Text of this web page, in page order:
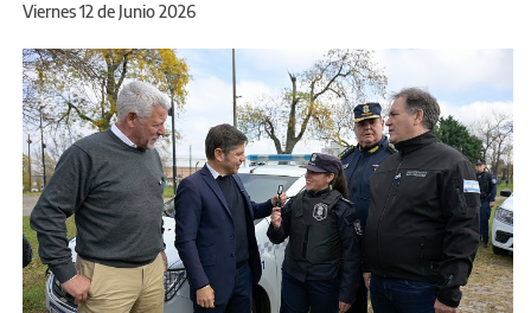
Viernes 12 de Junio 2026